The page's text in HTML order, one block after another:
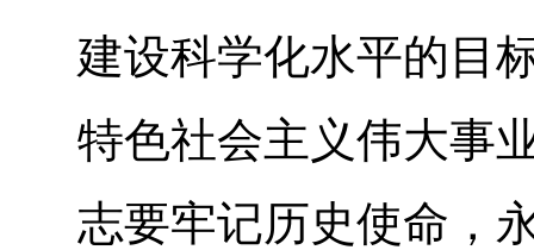
建设科学化水平的目
特色社会主义伟大事
志要牢记历史使命，